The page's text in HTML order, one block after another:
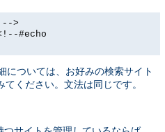
-->
#echo
については、お好みの検索サイト
てください。文法は同じです。